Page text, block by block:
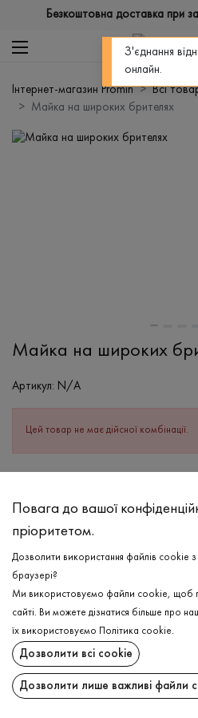
Безкоштовна доставка при
Інтернет-магазин Promin
Всі
Майка на широких брителях
Майка на широких
Артикул: N/A
Цей товар не має дійсної комбінації.
Бавовняна майка створена для
образів в кольорі капучіно. Має
додавання еластану, що надає
зручно лягати по тілу, не сковуючи
виріз в зоні декольте та круглий на
Має чудовий вигляд в комбінації з
спортивними лосинами, так і з
СКЛАД
Бавовна - 95%, Еластан - 5%
ДОСТАВКА
ПОВЕРНЕННЯ
Повага до вашої
пріоритетом.
Дозволити використання файлів cookie
браузері?
Ми використовуємо файли cookie, щоб
сайті. Ви можете дізнатися більше про
їх використовуємо
Політика cookie.
Дозволити всі cookie
Дозволити лише важливі файли
З'єднання
онлайн.